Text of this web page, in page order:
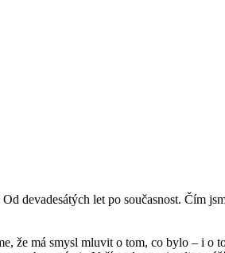
devadesátých let po současnost. Čím
že má smysl mluvit o tom, co bylo – i o